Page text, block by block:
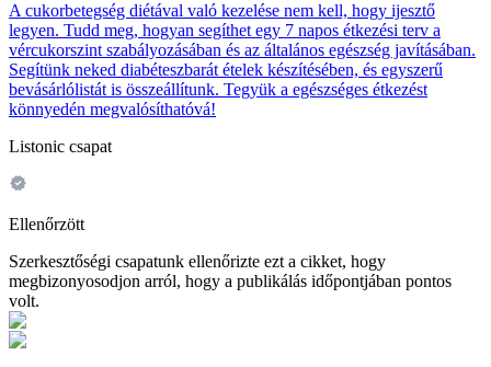
A cukorbetegség diétával való kezelése nem kell, hogy ijesztő
legyen. Tudd meg, hogyan segíthet egy 7 napos étkezési terv a
vércukorszint szabályozásában és az általános egészség javításában.
Segítünk neked diabéteszbarát ételek készítésében, és egyszerű
bevásárlólistát is összeállítunk. Tegyük a egészséges étkezést
könnyedén megvalósíthatóvá!
Listonic csapat
Ellenőrzött
Szerkesztőségi csapatunk ellenőrizte ezt a cikket, hogy
megbizonyosodjon arról, hogy a publikálás időpontjában pontos
volt.